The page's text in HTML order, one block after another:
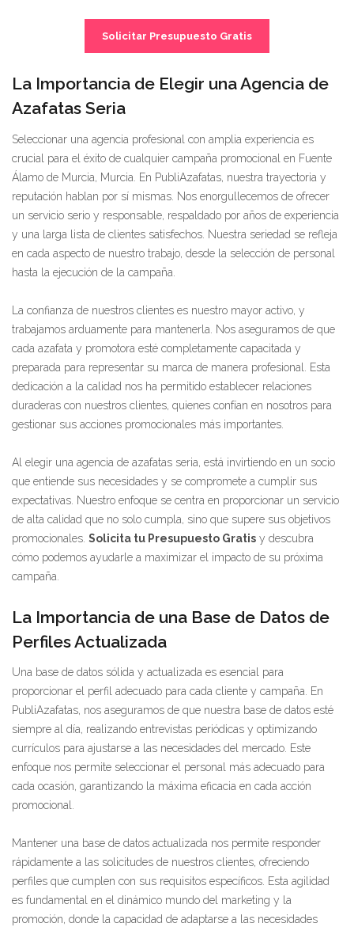
Solicitar Presupuesto Gratis
La Importancia de Elegir una Agencia de
Azafatas Seria
Seleccionar una agencia profesional con amplia experiencia es
crucial para el éxito de cualquier campaña promocional en Fuente
Álamo de Murcia, Murcia. En PubliAzafatas, nuestra trayectoria y
reputación hablan por sí mismas. Nos enorgullecemos de ofrecer
un servicio serio y responsable, respaldado por años de experiencia
y una larga lista de clientes satisfechos. Nuestra seriedad se refleja
en cada aspecto de nuestro trabajo, desde la selección de personal
hasta la ejecución de la campaña.
La confianza de nuestros clientes es nuestro mayor activo, y
trabajamos arduamente para mantenerla. Nos aseguramos de que
cada azafata y promotora esté completamente capacitada y
preparada para representar su marca de manera profesional. Esta
dedicación a la calidad nos ha permitido establecer relaciones
duraderas con nuestros clientes, quienes confían en nosotros para
gestionar sus acciones promocionales más importantes.
Al elegir una agencia de azafatas seria, está invirtiendo en un socio
que entiende sus necesidades y se compromete a cumplir sus
expectativas. Nuestro enfoque se centra en proporcionar un servicio
de alta calidad que no solo cumpla, sino que supere sus objetivos
promocionales. Solicita tu Presupuesto Gratis y descubra
cómo podemos ayudarle a maximizar el impacto de su próxima
campaña.
La Importancia de una Base de Datos de
Perfiles Actualizada
Una base de datos sólida y actualizada es esencial para
proporcionar el perfil adecuado para cada cliente y campaña. En
PubliAzafatas, nos aseguramos de que nuestra base de datos esté
siempre al día, realizando entrevistas periódicas y optimizando
currículos para ajustarse a las necesidades del mercado. Este
enfoque nos permite seleccionar el personal más adecuado para
cada ocasión, garantizando la máxima eficacia en cada acción
promocional.
Mantener una base de datos actualizada nos permite responder
rápidamente a las solicitudes de nuestros clientes, ofreciendo
perfiles que cumplen con sus requisitos específicos. Esta agilidad
es fundamental en el dinámico mundo del marketing y la
promoción, donde la capacidad de adaptarse a las necesidades